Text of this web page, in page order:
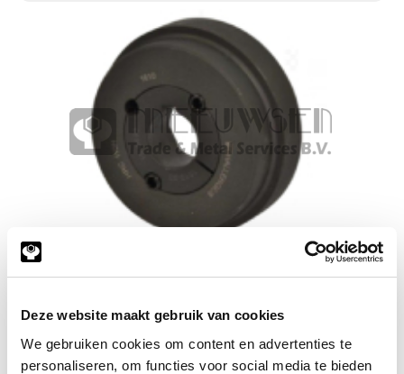
Deze website maakt gebruik van cookies
We gebruiken cookies om content en advertenties te
personaliseren, om functies voor social media te bieden
HRC koppeling Taper-lock Serie H